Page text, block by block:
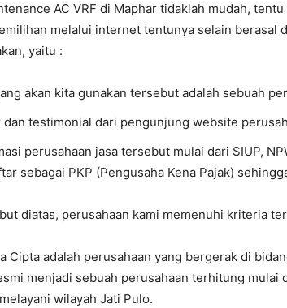
AC VRF di Maphar tidaklah mudah,
melalui internet tentunya selain berasal
yaitu :
akan kita gunakan tersebut adalah sebuah
dan testimonial dari pengunjung website
perusahaan jasa tersebut mulai dari SIUP,
sebagai PKP (Pengusaha Kena Pajak)
diatas, perusahaan kami memenuhi kriteria
Cipta adalah perusahaan yang bergerak di
menjadi sebuah perusahaan terhitung
wilayah Jati Pulo.